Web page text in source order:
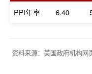
PPI年率 6.40
资料来源：美国政府机构网